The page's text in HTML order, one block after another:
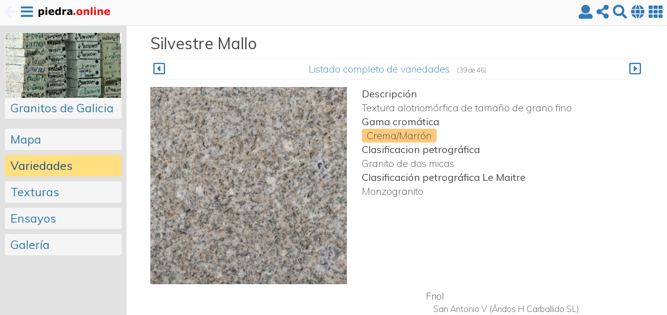
Pasar
al
contenido
principal
Granitos de Galicia
Mapa
Variedades
Texturas
Ensayos
Galería
Silvestre Mallo
Listado completo de variedades (39 de 46)
Descripción
Textura alotriomórfica de tamaño de grano fino
Gama cromática
Crema/Marrón
Clasificacion petrográfica
Granito de dos micas
Clasificación petrográfica Le Maitre
Monzogranito
Friol
San Antonio V (Áridos H Carballido SL)